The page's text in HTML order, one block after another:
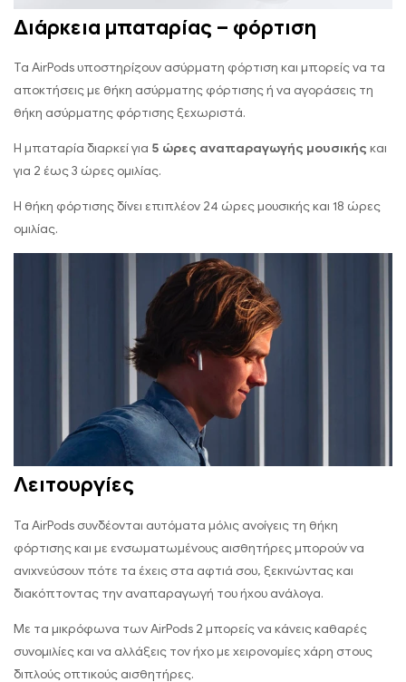
Διάρκεια μπαταρίας – φόρτιση
Τα AirPods υποστηρίζουν ασύρματη φόρτιση και μπορείς να τα
αποκτήσεις με θήκη ασύρματης φόρτισης ή να αγοράσεις τη
θήκη ασύρματης φόρτισης ξεχωριστά.
Η μπαταρία διαρκεί για 5 ώρες αναπαραγωγής μουσικής και
για 2 έως 3 ώρες ομιλίας.
Η θήκη φόρτισης δίνει επιπλέον 24 ώρες μουσικής και 18 ώρες
ομιλίας.
Λειτουργίες
Τα AirPods συνδέονται αυτόματα μόλις ανοίγεις τη θήκη
φόρτισης και με ενσωματωμένους αισθητήρες μπορούν να
ανιχνεύσουν πότε τα έχεις στα αφτιά σου, ξεκινώντας και
διακόπτοντας την αναπαραγωγή του ήχου ανάλογα.
Με τα μικρόφωνα των AirPods 2 μπορείς να κάνεις καθαρές
συνομιλίες και να αλλάξεις τον ήχο με χειρονομίες χάρη στους
διπλούς οπτικούς αισθητήρες.